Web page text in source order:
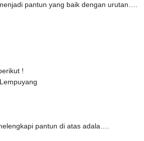
pantun yang baik dengan urutan….
!
pantun di atas adala….